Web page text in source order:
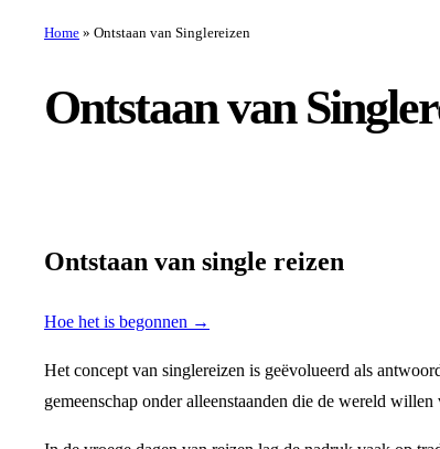
Home » Ontstaan van Singlereizen
Ontstaan van
Ontstaan van single reizen
Hoe het is begonnen →
Het concept van singlereizen is geëvolueerd als
gemeenschap onder alleenstaanden die de wereld willen